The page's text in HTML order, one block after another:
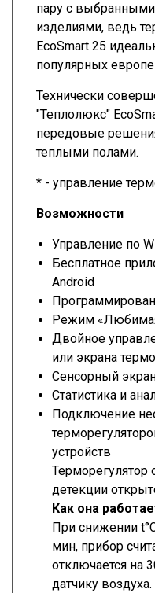
пару с
изделиями, ведь
EcoSmart 25
популярных
Технически
"Теплолюкс"
передовые
теплыми полами.
* - управление
Возможности
Управление по
Бесплатное
Android
Режим
Двойное
или экрана
Сенсорный
Статистика и
Подключение
устройств
детекции
Как она
При снижении
мин, прибор
отключается на
датчику